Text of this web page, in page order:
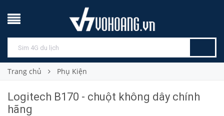
Trang chủ Phụ Kiện
Logitech B170 - chuột không dây chính
hãng